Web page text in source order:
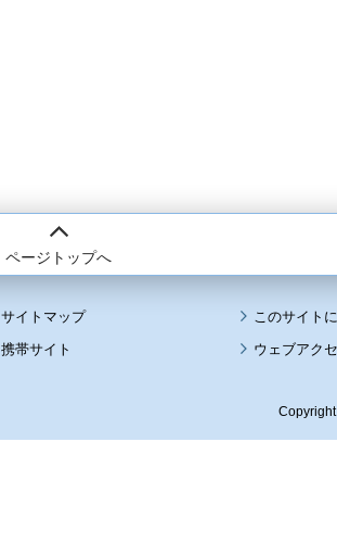
ページトップへ
サイトマップ
このサイト
携帯サイト
ウェブアク